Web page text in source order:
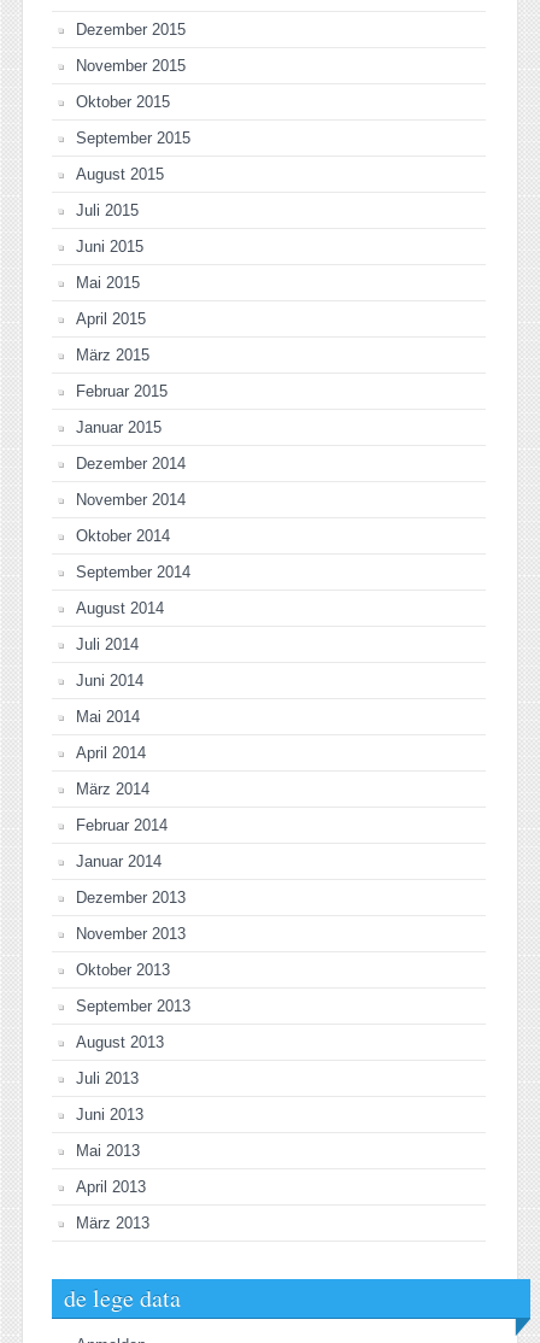
Dezember 2015
November 2015
Oktober 2015
September 2015
August 2015
Juli 2015
Juni 2015
Mai 2015
April 2015
März 2015
Februar 2015
Januar 2015
Dezember 2014
November 2014
Oktober 2014
September 2014
August 2014
Juli 2014
Juni 2014
Mai 2014
April 2014
März 2014
Februar 2014
Januar 2014
Dezember 2013
November 2013
Oktober 2013
September 2013
August 2013
Juli 2013
Juni 2013
Mai 2013
April 2013
März 2013
de lege data